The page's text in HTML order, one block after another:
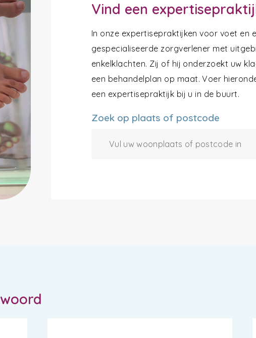
Vind een
In onze expertisepraktijken voor voet en
gespecialiseerde zorgverlener met
enkelklachten. Zij of hij onderzoekt uw
een behandelplan op maat. Voer
een expertisepraktijk bij u in de buurt.
Zoek op plaats of postcode